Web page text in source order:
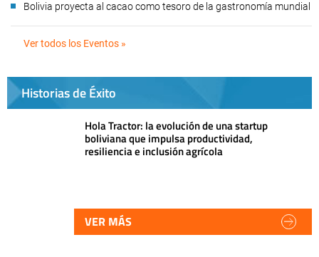
Bolivia proyecta al cacao como tesoro de la gastronomía mundial
Ver todos los Eventos »
Historias de Éxito
Hola Tractor: la evolución de una startup
boliviana que impulsa productividad,
resiliencia e inclusión agrícola
VER MÁS